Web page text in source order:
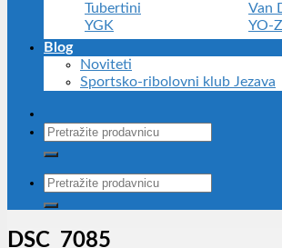
Tubertini
Van
YGK
YO-
Blog
Noviteti
Sportsko-ribolovni klub Jezava
Претрага
Претрага
DSC_7085